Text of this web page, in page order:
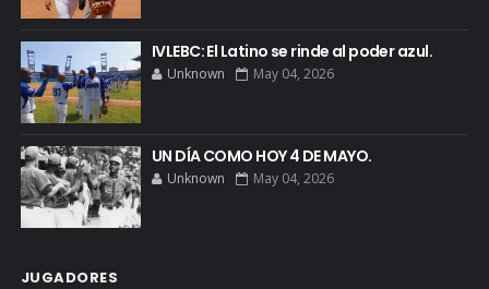
IVLEBC: El Latino se rinde al poder azul.
Unknown May 04, 2026
UN DÍA COMO HOY 4 DE MAYO.
Unknown May 04, 2026
JUGADORES